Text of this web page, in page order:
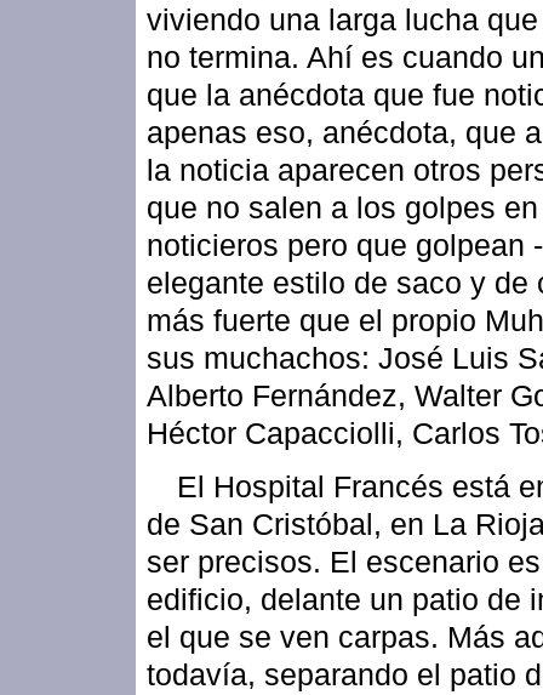
viviendo una larga lucha
no termina. Ahí es cuando
que la anécdota que fue
apenas eso, anécdota, que
la noticia aparecen otros
que no salen a los golpes
noticieros pero que golpean
elegante estilo de saco y de
más fuerte que el propio
sus muchachos: José Luis
Alberto Fernández, Walter
Héctor Capacciolli, Carlos
El Hospital Francés está
de San Cristóbal, en La
ser precisos. El escenario
edificio, delante un patio de
el que se ven carpas. Más
todavía, separando el patio